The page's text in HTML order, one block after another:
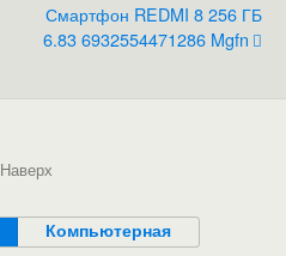
Смартфон REDMI 8 256 ГБ
6.83 6932554471286 Mgfn
Наверх
Компьютерная